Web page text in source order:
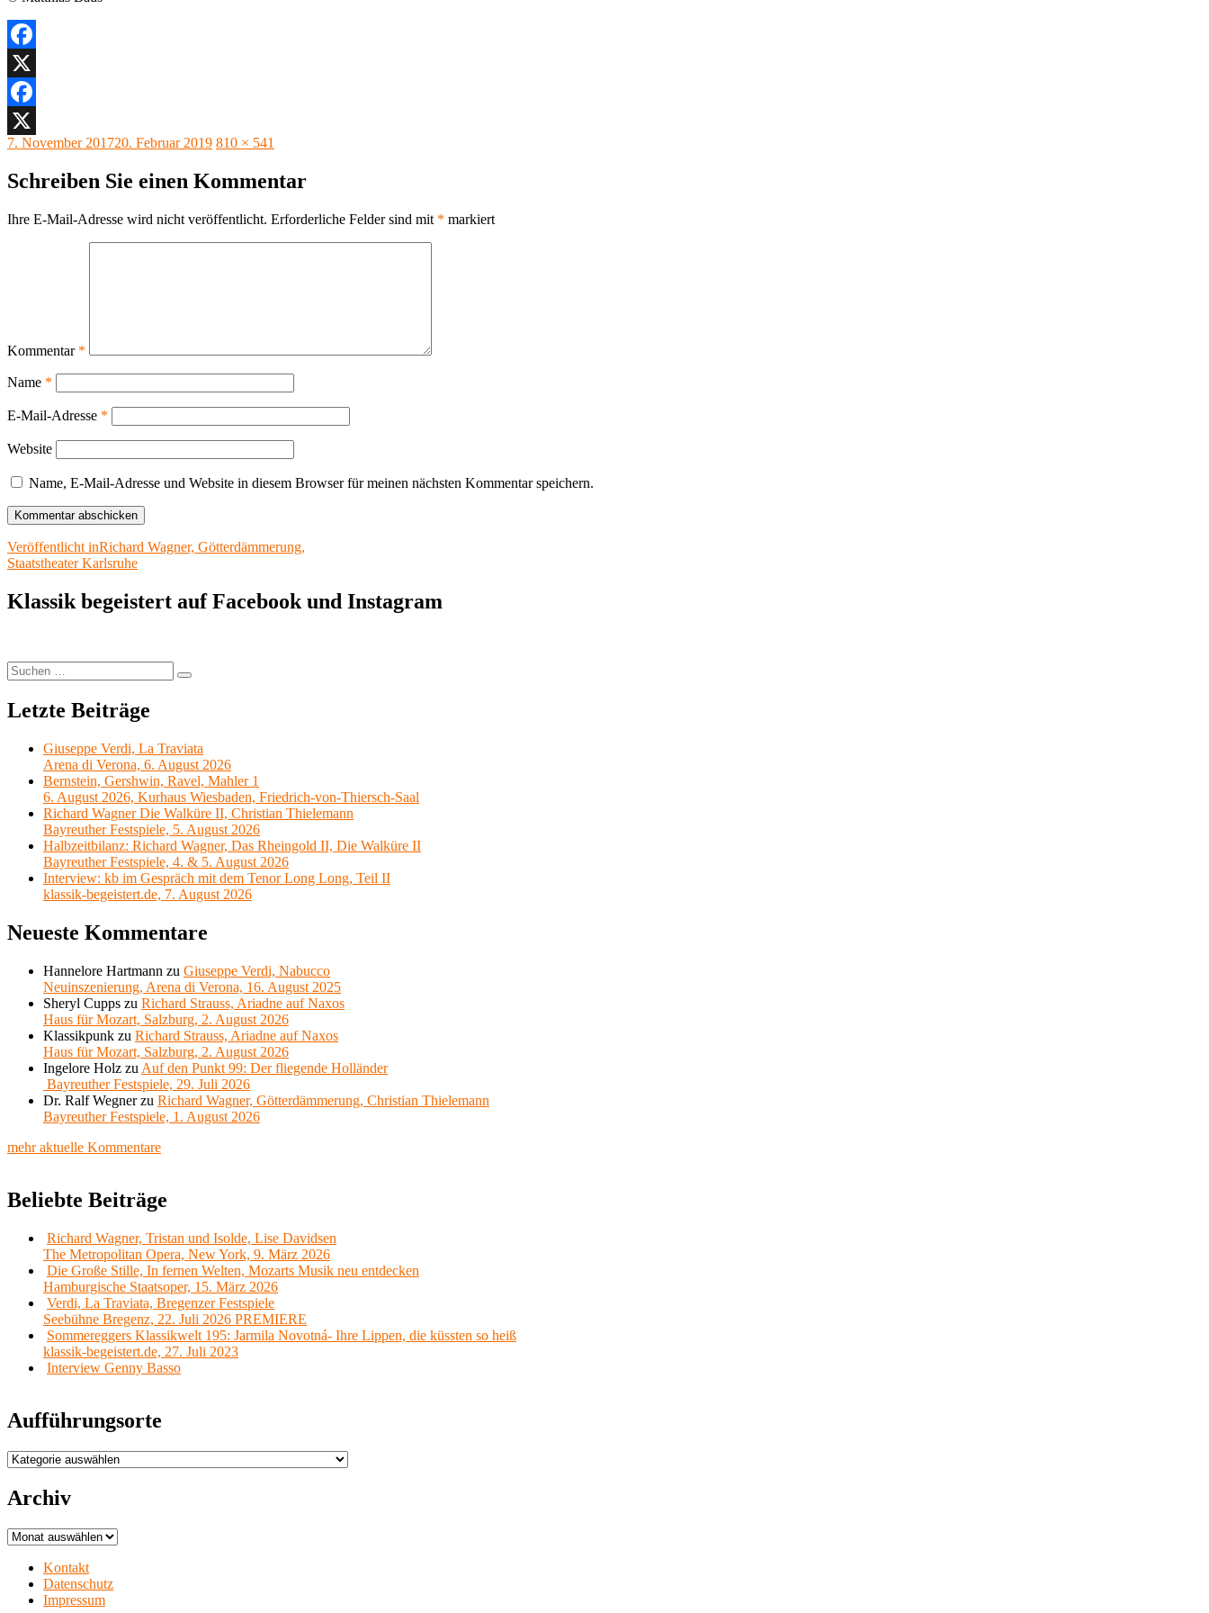
Facebook
X
Facebook
X
Veröffentlicht
7. November 201720. Februar 2019 Originalgröße
810 × 541
Schreiben Sie einen Kommentar
Ihre E-Mail-Adresse wird nicht veröffentlicht. Erforderliche Felder sind mit * markiert
Kommentar *
Name *
E-Mail-Adresse *
Website
Name, E-Mail-Adresse und Website in diesem Browser für meinen nächsten Kommentar speichern.
Beitragsnavigation
Veröffentlicht inRichard Wagner, Götterdämmerung,
Staatstheater Karlsruhe
Klassik begeistert auf Facebook und Instagram
Suchen
nach:
Suchen
Letzte Beiträge
Giuseppe Verdi, La Traviata
Arena di Verona, 6. August 2026
Bernstein, Gershwin, Ravel, Mahler 1
6. August 2026, Kurhaus Wiesbaden, Friedrich-von-Thiersch-Saal
Richard Wagner Die Walküre II, Christian Thielemann
Bayreuther Festspiele, 5. August 2026
Halbzeitbilanz: Richard Wagner, Das Rheingold II, Die Walküre II
Bayreuther Festspiele, 4. & 5. August 2026
Interview: kb im Gespräch mit dem Tenor Long Long, Teil II
klassik-begeistert.de, 7. August 2026
Neueste Kommentare
Hannelore Hartmann zu Giuseppe Verdi, Nabucco
Neuinszenierung, Arena di Verona, 16. August 2025
Sheryl Cupps zu Richard Strauss, Ariadne auf Naxos
Haus für Mozart, Salzburg, 2. August 2026
Klassikpunk zu Richard Strauss, Ariadne auf Naxos
Haus für Mozart, Salzburg, 2. August 2026
Ingelore Holz zu Auf den Punkt 99: Der fliegende Holländer
Bayreuther Festspiele, 29. Juli 2026
Dr. Ralf Wegnerzu Richard Wagner, Götterdämmerung, Christian Thielemann
Bayreuther Festspiele, 1. August 2026
mehr aktuelle Kommentare
Beliebte Beiträge
Richard Wagner, Tristan und Isolde, Lise Davidsen
The Metropolitan Opera, New York, 9. März 2026
Die Große Stille, In fernen Welten, Mozarts Musik neu entdecken
Hamburgische Staatsoper, 15. März 2026
Verdi, La Traviata, Bregenzer Festspiele
Seebühne Bregenz, 22. Juli 2026 PREMIERE
Sommereggers Klassikwelt 195: Jarmila Novotná- Ihre Lippen, die küssten so heiß
klassik-begeistert.de, 27. Juli 2023
Interview Genny Basso
Aufführungsorte
Aufführungsorte
Archiv
Archiv
Kontakt
Datenschutz
Impressum